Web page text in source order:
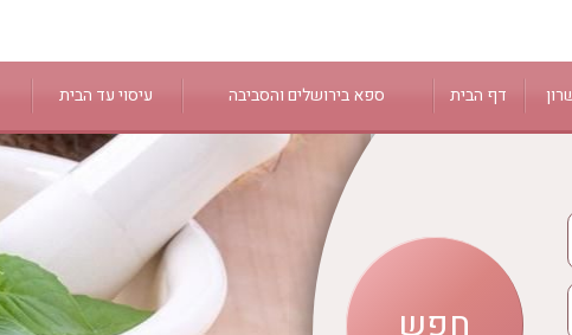
דף הבית ספא בירושלים והסביבה
מעלה החמישה
נווה אילן
עיסוי עד הבית